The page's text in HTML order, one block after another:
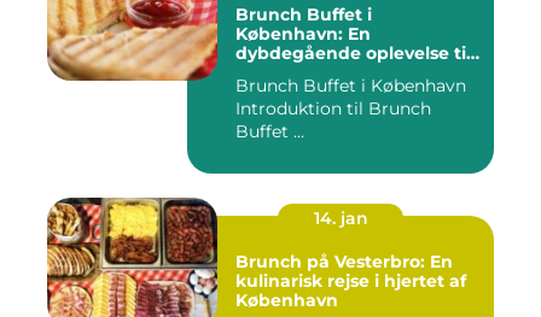
Brunch Buffet i
København: En
dybdegående oplevelse til
backpackere
Brunch Buffet i København
Introduktion til Brunch
Buffet ...
14. jan
Brunch på Vesterbro: En
kulinarisk rejse i hjertet af
København